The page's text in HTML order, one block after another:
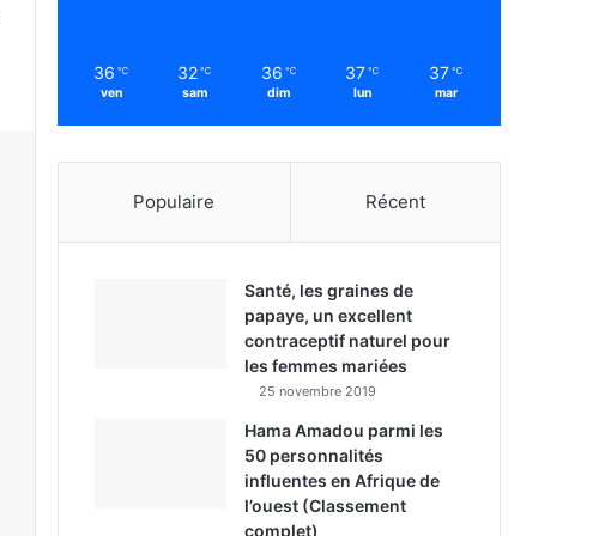
36 ℃
ven
32 ℃
sam
36 ℃
dim
37 ℃
lun
37 ℃
mar
Populaire Récent
Santé, les graines de
papaye, un excellent
contraceptif naturel pour
les femmes mariées
25 novembre 2019
Hama Amadou parmi les
50 personnalités
influentes en Afrique de
l’ouest (Classement
complet)